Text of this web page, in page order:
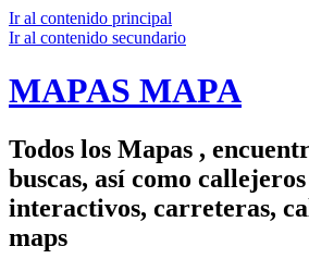
Ir al contenido principal
Ir al contenido secundario
MAPAS MAPA
Todos los Mapas ,
buscas, así como
interactivos, carreteras,
maps